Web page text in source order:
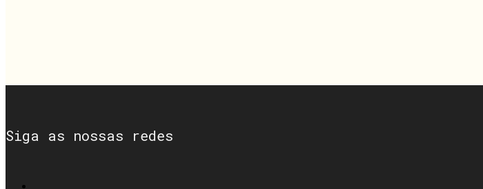
Siga as nossas redes